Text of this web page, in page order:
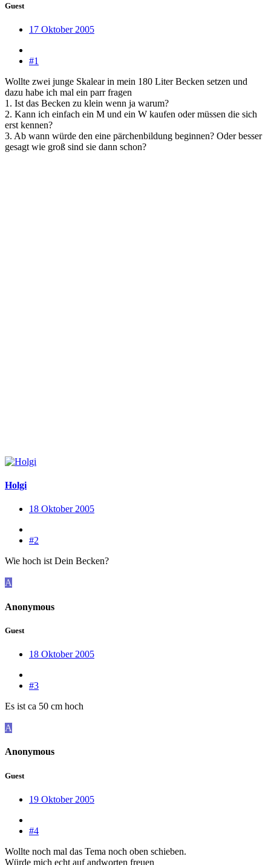
Guest
17 Oktober 2005
#1
Wollte zwei junge Skalear in mein 180 Liter Becken setzen und
dazu habe ich mal ein parr fragen
1. Ist das Becken zu klein wenn ja warum?
2. Kann ich einfach ein M und ein W kaufen oder müssen die sich
erst kennen?
3. Ab wann würde den eine pärchenbildung beginnen? Oder besser
gesagt wie groß sind sie dann schon?
Holgi
18 Oktober 2005
#2
Wie hoch ist Dein Becken?
A
Anonymous
Guest
18 Oktober 2005
#3
Es ist ca 50 cm hoch
A
Anonymous
Guest
19 Oktober 2005
#4
Wollte noch mal das Tema noch oben schieben.
Würde mich echt auf andworten freuen